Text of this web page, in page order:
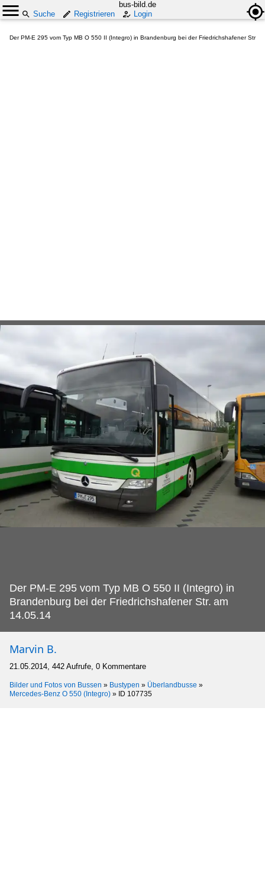
bus-bild.de
Suche
Registrieren Login
Der PM-E 295 vom Typ MB O 550 II (Integro) in Brandenburg bei der Friedrichshafener Str
Der PM-E 295 vom Typ MB O 550 II (Integro) in
Brandenburg bei der Friedrichshafener Str. am
14.05.14
Marvin B.
21.05.2014, 442 Aufrufe, 0 Kommentare
Bilder und Fotos von Bussen » Bustypen » Überlandbusse »
Mercedes-Benz O 550 (Integro) » ID 107735